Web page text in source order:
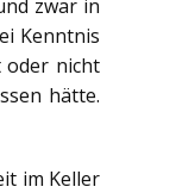
zwar in
Kenntnis
oder nicht
hätte.
im Keller